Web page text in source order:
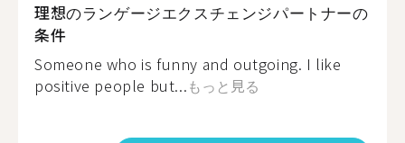
理想のランゲージエクスチェンジパートナーの
条件
Someone who is funny and outgoing. I like
positive people but...もっと見る